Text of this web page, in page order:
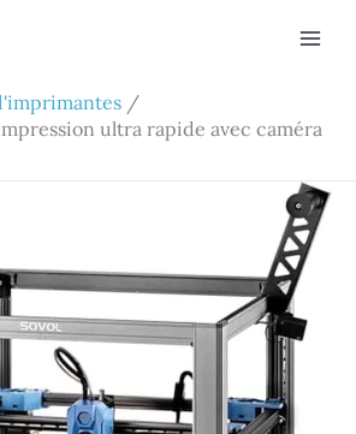
ultra rapide avec caméra